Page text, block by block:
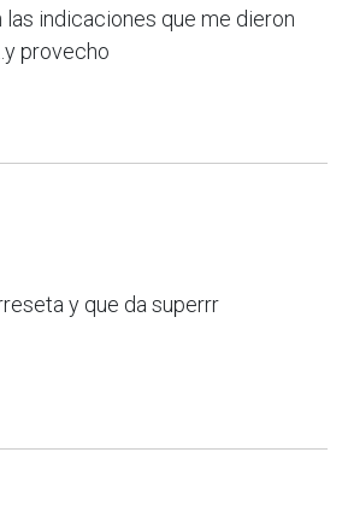
indicaciones que me dieron
provecho
y que da superrr